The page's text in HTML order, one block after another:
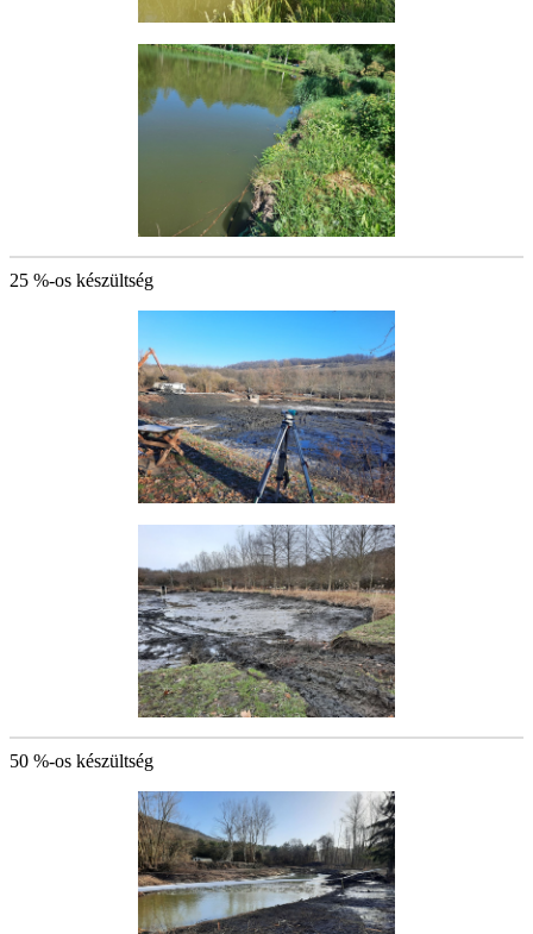
25 %-os készültség
50 %-os készültség